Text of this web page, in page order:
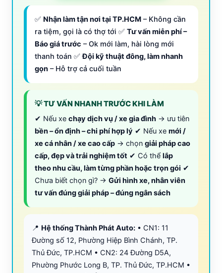
✅ Nhận làm tận nơi tại TP.HCM – Không cần
ra tiệm, gọi là có thợ tới ✅ Tư vấn miễn phí –
Báo giá trước – Ok mới làm, hài lòng mới
thanh toán ✅Đội kỹ thuật đông, làm nhanh
gọn – Hỗ trợ cả cuối tuần
💡 TƯ VẤN NHANH TRƯỚC KHI LÀM
✔ Nếu xe chạy dịch vụ / xe gia đình → ưu tiên
bền – ổn định – chi phí hợp lý ✔ Nếu xe mới /
xe cá nhân / xe cao cấp → chọn giải pháp cao
cấp, đẹp và trải nghiệm tốt ✔ Có thể lắp
theo nhu cầu, làm từng phần hoặc trọn gói ✔
Chưa biết chọn gì? → Gửi hình xe, nhân viên
tư vấn đúng giải pháp – đúng ngân sách
📍 Hệ thống Thành Phát Auto: • CN1: 11
Đường số 12, Phường Hiệp Bình Chánh, TP.
Thủ Đức, TP.HCM • CN2: 24 Đường D5A,
Phường Phước Long B, TP. Thủ Đức, TP.HCM •